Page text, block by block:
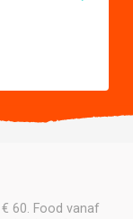
60. Food vanaf